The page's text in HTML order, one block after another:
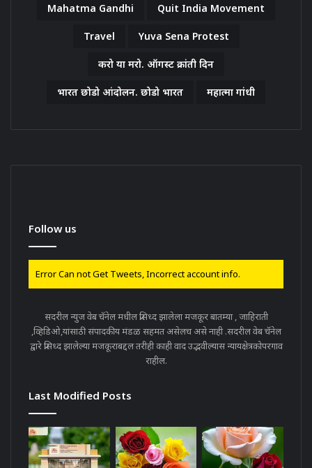
Mahatma Gandhi Quit India Movement
Travel Yuva Sena Protest
करो या मरो. ऑगस्ट क्रांती दिन
भारत छोडो आंदोलन. छोडो भारत महात्मा गांधी
Follow us
Error Can not Get Tweets, Incorrect account info.
सदरील न्युज वेब चॅनेल मधील प्रसिध्द झालेला मजकूर बातम्या , जाहिराती
,व्हिडिओ,यांसाठी संपादकीय मंडळ सहमत असेलच असे नाही .सदरील वेब चॅनेल
द्वारे प्रसिध्द झालेल्या मजकूराबद्दल तरीही काही वाद उद्भवील्यास न्यायक्षेत्रकोपरगाव
राहील.
Last Modified Posts